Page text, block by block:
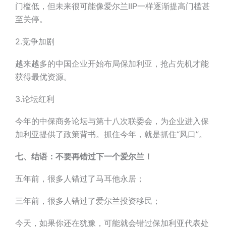
门槛低，但未来很可能像爱尔兰IIP一样逐渐提高门槛甚
至关停。
2.竞争加剧
越来越多的中国企业开始布局保加利亚，抢占先机才能
获得最优资源。
3.论坛红利
今年的中保商务论坛与第十八次联委会，为企业进入保
加利亚提供了政策背书。抓住今年，就是抓住“风口”。
七、结语：不要再错过下一个爱尔兰！
五年前，很多人错过了马耳他永居；
三年前，很多人错过了爱尔兰投资移民；
今天，如果你还在犹豫，可能就会错过保加利亚代表处